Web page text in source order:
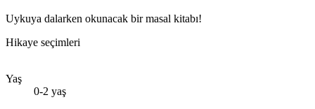
Uykuya dalarken okunacak bir masal kitabı!
Hikaye seçimleri
Yaş
0-2 yaş